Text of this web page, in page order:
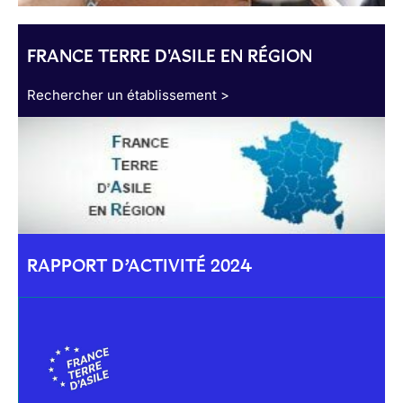
FRANCE TERRE D'ASILE EN RÉGION
Rechercher un établissement >
RAPPORT D’ACTIVITÉ 2024